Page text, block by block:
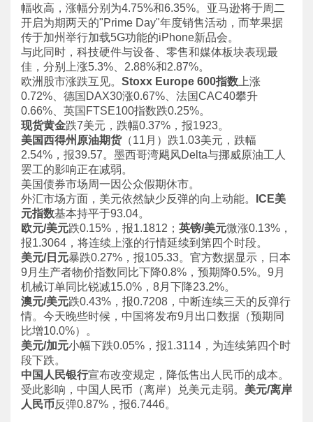
幅收高，涨幅分别为4.75%和6.35%。亚马逊将于周二
开启为期两天的"Prime Day"年度销售活动，而苹果据
传于加州举行加载5G功能的iPhone新品会。
与此同时，科技硬件与设备、零售和媒体板块表现最
佳，分别上涨5.3%、2.88%和2.87%。
欧洲股市涨跌互见。 Stoxx Europe 600指数 上涨
0.72%、德国DAX30涨0.67%、法国CAC40攀升
0.66%、英国FTSE100指数跌0.25%。
现货黄金跌7美元，跌幅0.37%，报1923。
美国西得州原油期货（11月）跌1.03美元，跌幅
2.54%，报39.57。墨西哥湾飓风Delta与挪威原油工人
罢工的影响正在减弱。
美国债券市场周一因公众假期休市。
外汇市场方面，美元依然缺少反弹的向上动能。
ICE美
元指数基本持平于93.04。
欧元/美元跌0.15%，报1.1812； 英镑/美元微涨0.13%，
报1.3064，将连续上涨的行情延续到第四个时段。
美元/日元暴跌0.27%，报105.33。官方数据显示，日本
9月生产者物价指数同比下降0.8%，预期降0.5%。9月
机械订单同比锐减15.0%，8月下降23.2%。
澳元/美元跌0.43%，报0.7208，中断连续三天的反弹行
情。今天晚些时候，中国将发布9月出口数据（预期同
比增10.0%）。
美元/加元小幅下跌0.05%，报1.3114，为连续第四个时
段下跌。
中国人民银行宣布改变规定，降低售出人民币的成本。
受此影响，中国人民币（离岸）兑美元走弱。 美元/离岸
人民币反弹0.87%，报6.7446。